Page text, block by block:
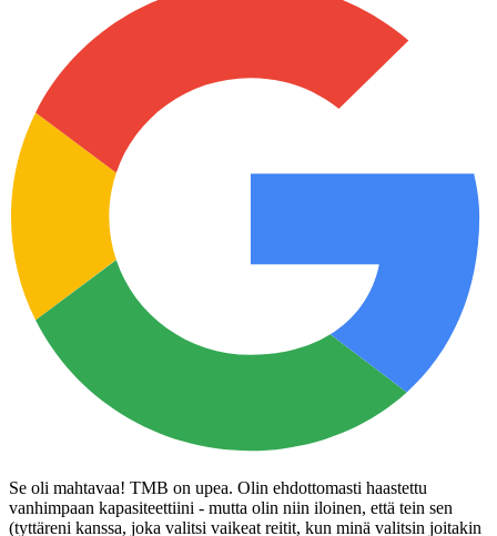
Se oli mahtavaa! TMB on upea. Olin ehdottomasti haastettu
vanhimpaan kapasiteettiini - mutta olin niin iloinen, että tein sen
(tyttäreni kanssa, joka valitsi vaikeat reitit, kun minä valitsin joitakin